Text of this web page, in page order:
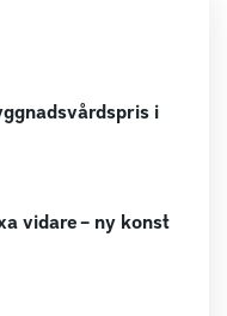
i
vidare – ny konst